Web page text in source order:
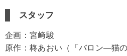
スタッフ
企画：宮﨑駿
原作：柊あおい（「バロン―猫